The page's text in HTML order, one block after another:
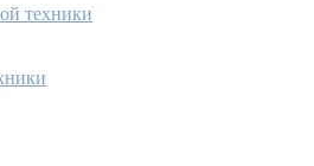
техники